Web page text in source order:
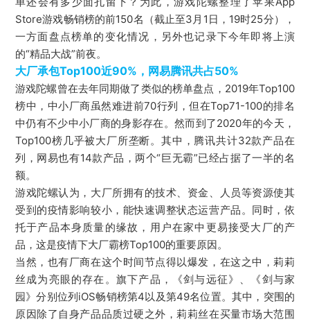
Store游戏畅销榜的前150名（截止至3月1日，19时25分），
一方面盘点榜单的变化情况，另外也记录下今年即将上演
的“精品大战”前夜。
大厂承包Top100近90%，网易腾讯共占50%
游戏陀螺曾在去年同期做了类似的榜单盘点，2019年Top100
榜中，中小厂商虽然难进前70行列，但在Top71-100的排名
中仍有不少中小厂商的身影存在。 然而到了2020年的今天，
Top100榜几乎被大厂所垄断。 其中，腾讯共计32款产品在
列，网易也有14款产品，两个“巨无霸”已经占据了一半的名
额。
游戏陀螺认为，大厂所拥有的技术、资金、人员等资源使其
受到的疫情影响较小，能快速调整状态运营产品。 同时，依
托于产品本身质量的缘故，用户在家中更易接受大厂的产
品，这是疫情下大厂霸榜Top100的重要原因。
当然，也有厂商在这个时间节点得以爆发，在这之中，莉莉
丝成为亮眼的存在。 旗下产品，《剑与远征》、《剑与家
园》分别位列iOS畅销榜第4以及第49名位置。 其中，突围的
原因除了自身产品品质过硬之外，莉莉丝在买量市场大范围